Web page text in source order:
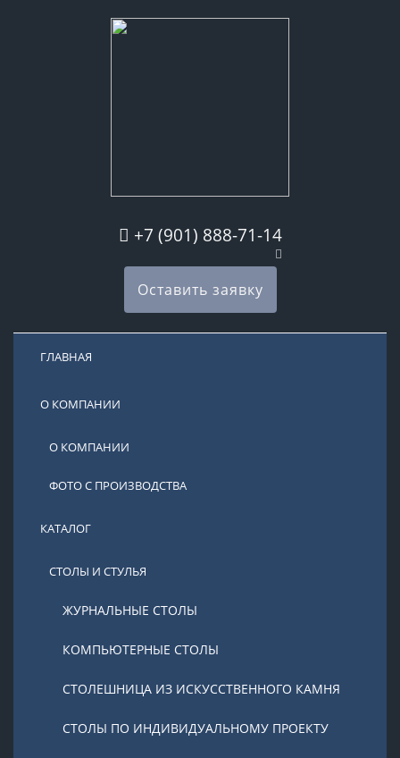
+7 (901) 888-71-14
Оставить заявку
ГЛАВНАЯ
О КОМПАНИИ
О КОМПАНИИ
ФОТО С ПРОИЗВОДСТВА
КАТАЛОГ
CТОЛЫ И СТУЛЬЯ
ЖУРНАЛЬНЫЕ СТОЛЫ
КОМПЬЮТЕРНЫЕ СТОЛЫ
СТОЛЕШНИЦА ИЗ ИСКУССТВЕННОГО КАМНЯ
СТОЛЫ ПО ИНДИВИДУАЛЬНОМУ ПРОЕКТУ